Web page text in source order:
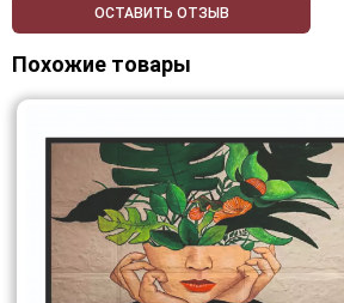
ОСТАВИТЬ ОТЗЫВ
Похожие товары